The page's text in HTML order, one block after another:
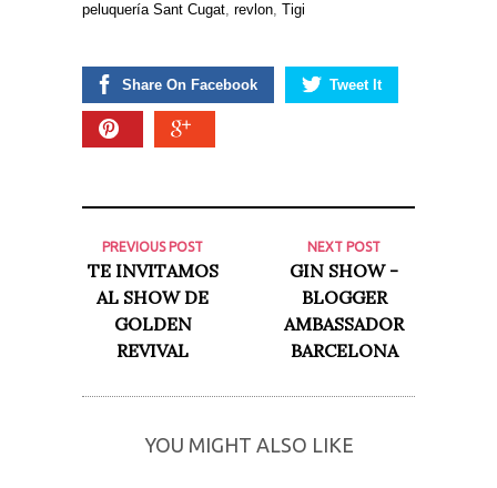
peluquería Sant Cugat revlon Tigi
Share On Facebook Tweet It
PREVIOUS POST
TE INVITAMOS
AL SHOW DE
GOLDEN
REVIVAL
NEXT POST
GIN SHOW -
BLOGGER
AMBASSADOR
BARCELONA
YOU MIGHT ALSO LIKE